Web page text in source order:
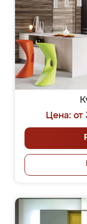
Цена: от